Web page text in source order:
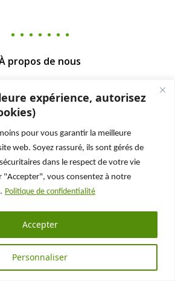
expérience, autorisez
pour vous garantir la meilleure
web. Soyez rassuré, ils sont gérés de
dans le respect de votre vie
"Accepter", vous consentez à notre
Politique de confidentialité
Personnaliser
Accepter
propos de nous
Dubois
nous
nous joindre
: 514.286.0550